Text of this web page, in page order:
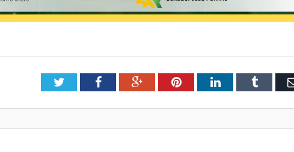
TwitterFacebookGoogle+PinterestLinkedInTumblr